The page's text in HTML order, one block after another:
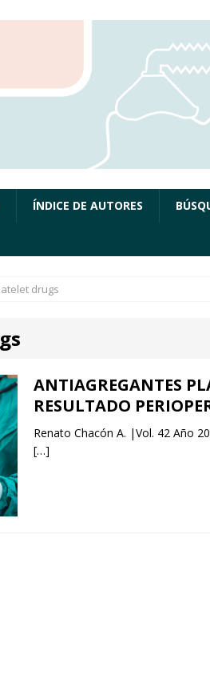
ÍNDICE DE AUTORES
drugs
ANTIAGREGANTES
RESULTADO
Renato Chacón A. |Vol. 42 Año
[…]